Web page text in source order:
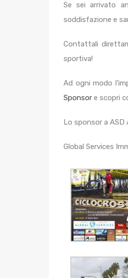
Se sei arrivato
soddisfazione e
Contattali
sportiva!
Ad ogni modo
Sponsor e scopri
Lo sponsor a ASD
Global Services